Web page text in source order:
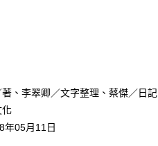
、李翠卿／文字整理、蔡傑／日記
化
年05月11日